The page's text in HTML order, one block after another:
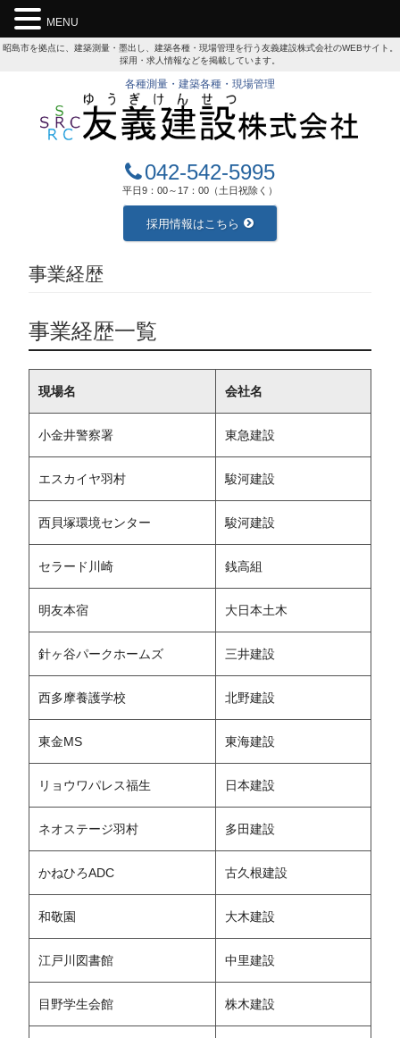
昭島市を拠点に、建築測量・墨出し、建築各種・現場管理を行う友義建設株式会社のWEBサイト。
採用・求人情報などを掲載しています。
各種測量・建築各種・現場管理
042-542-5995
平日9：00～17：00（土日祝除く）
採用情報はこちら
事業経歴
事業経歴一覧
現場名 会社名
小金井警察署 東急建設
エスカイヤ羽村 駿河建設
西貝塚環境センター 駿河建設
セラード川崎 銭高組
明友本宿 大日本土木
針ヶ谷パークホームズ 三井建設
西多摩養護学校 北野建設
東金MS 東海建設
リョウワパレス福生 日本建設
ネオステージ羽村 多田建設
かねひろADC 古久根建設
和敬園 大木建設
江戸川図書館 中里建設
目野学生会館 株木建設
MENU